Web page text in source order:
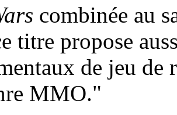
combinée au
titre propose
de jeu de
MMO."